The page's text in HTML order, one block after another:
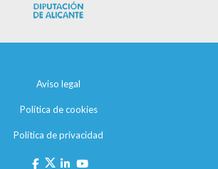
Aviso legal
Política de cookies
Política de privacidad